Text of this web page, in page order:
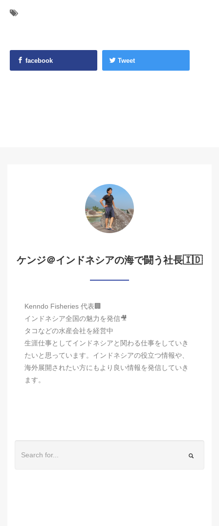
facebook Tweet
ケンジ＠インドネシアの海で闘う社長🇮🇩
Kenndo Fisheries 代表🏢
インドネシア全国の魅力を発信🎥
タコなどの水産会社を経営中
生涯仕事としてインドネシアと関わる仕事をしていき
たいと思っています。インドネシアの役立つ情報や、
海外展開されたい方にもより良い情報を発信していき
ます。